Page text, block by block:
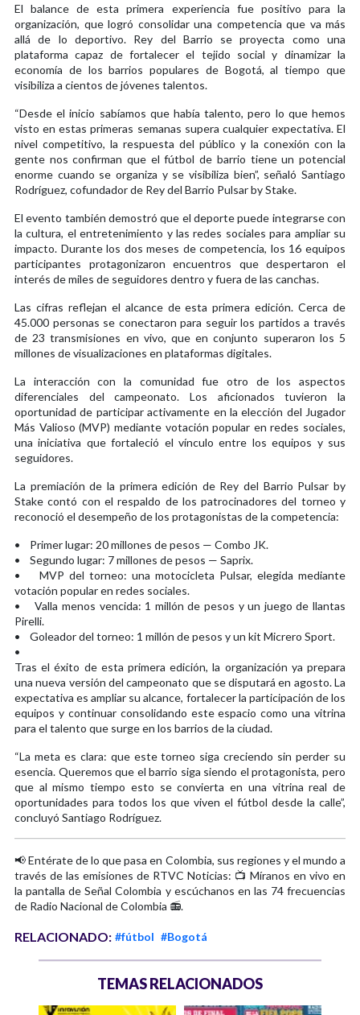
El balance de esta primera experiencia fue positivo para la
organización, que logró consolidar una competencia que va más
allá de lo deportivo. Rey del Barrio se proyecta como una
plataforma capaz de fortalecer el tejido social y dinamizar la
economía de los barrios populares de Bogotá, al tiempo que
visibiliza a cientos de jóvenes talentos.
“Desde el inicio sabíamos que había talento, pero lo que hemos
visto en estas primeras semanas supera cualquier expectativa. El
nivel competitivo, la respuesta del público y la conexión con la
gente nos confirman que el fútbol de barrio tiene un potencial
enorme cuando se organiza y se visibiliza bien”, señaló Santiago
Rodríguez, cofundador de Rey del Barrio Pulsar by Stake.
El evento también demostró que el deporte puede integrarse con
la cultura, el entretenimiento y las redes sociales para ampliar su
impacto. Durante los dos meses de competencia, los 16 equipos
participantes protagonizaron encuentros que despertaron el
interés de miles de seguidores dentro y fuera de las canchas.
Las cifras reflejan el alcance de esta primera edición. Cerca de
45.000 personas se conectaron para seguir los partidos a través
de 23 transmisiones en vivo, que en conjunto superaron los 5
millones de visualizaciones en plataformas digitales.
La interacción con la comunidad fue otro de los aspectos
diferenciales del campeonato. Los aficionados tuvieron la
oportunidad de participar activamente en la elección del Jugador
Más Valioso (MVP) mediante votación popular en redes sociales,
una iniciativa que fortaleció el vínculo entre los equipos y sus
seguidores.
La premiación de la primera edición de Rey del Barrio Pulsar by
Stake contó con el respaldo de los patrocinadores del torneo y
reconoció el desempeño de los protagonistas de la competencia:
• Primer lugar: 20 millones de pesos — Combo JK.
• Segundo lugar: 7 millones de pesos — Saprix.
• MVP del torneo: una motocicleta Pulsar, elegida mediante
votación popular en redes sociales.
• Valla menos vencida: 1 millón de pesos y un juego de llantas
Pirelli.
• Goleador del torneo: 1 millón de pesos y un kit Micrero Sport.
•
Tras el éxito de esta primera edición, la organización ya prepara
una nueva versión del campeonato que se disputará en agosto. La
expectativa es ampliar su alcance, fortalecer la participación de los
equipos y continuar consolidando este espacio como una vitrina
para el talento que surge en los barrios de la ciudad.
“La meta es clara: que este torneo siga creciendo sin perder su
esencia. Queremos que el barrio siga siendo el protagonista, pero
que al mismo tiempo esto se convierta en una vitrina real de
oportunidades para todos los que viven el fútbol desde la calle”,
concluyó Santiago Rodríguez.
📢 Entérate de lo que pasa en Colombia, sus regiones y el mundo a
través de las emisiones de RTVC Noticias: 📺 Míranos en vivo en
la pantalla de Señal Colombia y escúchanos en las 74 frecuencias
de Radio Nacional de Colombia 📻.
RELACIONADO: #fútbol #Bogotá
TEMAS RELACIONADOS